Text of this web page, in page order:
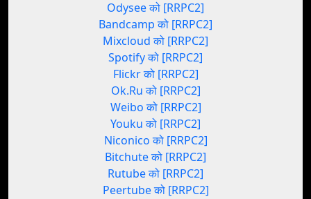
Odysee को [RRPC2]
Bandcamp को [RRPC2]
Mixcloud को [RRPC2]
Spotify को [RRPC2]
Flickr को [RRPC2]
Ok.Ru को [RRPC2]
Weibo को [RRPC2]
Youku को [RRPC2]
Niconico को [RRPC2]
Bitchute को [RRPC2]
Rutube को [RRPC2]
Peertube को [RRPC2]